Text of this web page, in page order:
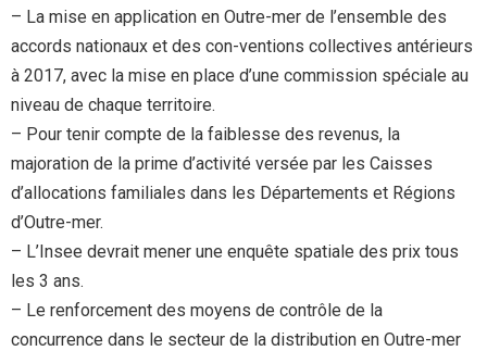
– La mise en application en Outre-mer de l’ensemble des
accords nationaux et des con-ventions collectives antérieurs
à 2017, avec la mise en place d’une commission spéciale au
niveau de chaque territoire.
– Pour tenir compte de la faiblesse des revenus, la
majoration de la prime d’activité versée par les Caisses
d’allocations familiales dans les Départements et Régions
d’Outre-mer.
– L’Insee devrait mener une enquête spatiale des prix tous
les 3 ans.
– Le renforcement des moyens de contrôle de la
concurrence dans le secteur de la distribution en Outre-mer